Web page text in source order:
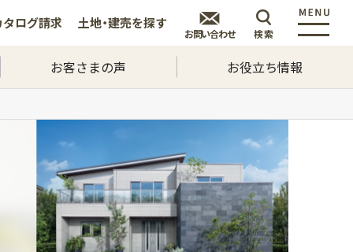
タログ請求 土地・建売を探す
お問い合わせ 検索
お客さまの声 お役立ち情報